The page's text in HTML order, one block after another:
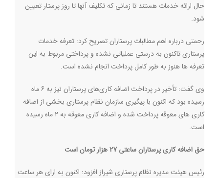
حال ارائه خدمات هستند تا زمانی که تکلیف آنها تا روز پرستار تعیین
شود.
رحمتی درباره اهم مطالبات پرستاران تصریح کرد: تعرفه خدمات
پرستاری تاکنون به درستی عملیاتی نشده و پرداختی مربوط به این
تعرفه ها هنوز به طور کامل پرداخت انجام نشده است.
وی گفت: تأخیر در پرداخت اضافه کاری‌های پرستاران نیز به 6 ماه
رسیده بود که اکنون با پیگیری سازمان نظام پرستاری بخشی از اضافه
کاری های معوقه پرداخت شده و اضافه کاری معوقه به 2 ماه رسیده
است.
حق اضافه کاری پرستاران ساعتی 27 هزار تومان است
رئیس هیئت مدیره نظام پرستاری شیراز افزود: اکنون به ازای هر ساعت